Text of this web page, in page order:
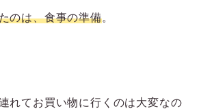
のは、食事の準備。
れてお買い物に行くのは大変なの